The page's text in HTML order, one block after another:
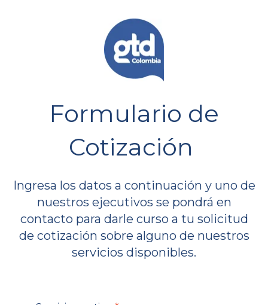
Formulario de
Cotización
Ingresa los datos a continuación y uno de
nuestros ejecutivos se pondrá en
contacto para darle curso a tu solicitud
de cotización sobre alguno de nuestros
servicios disponibles.